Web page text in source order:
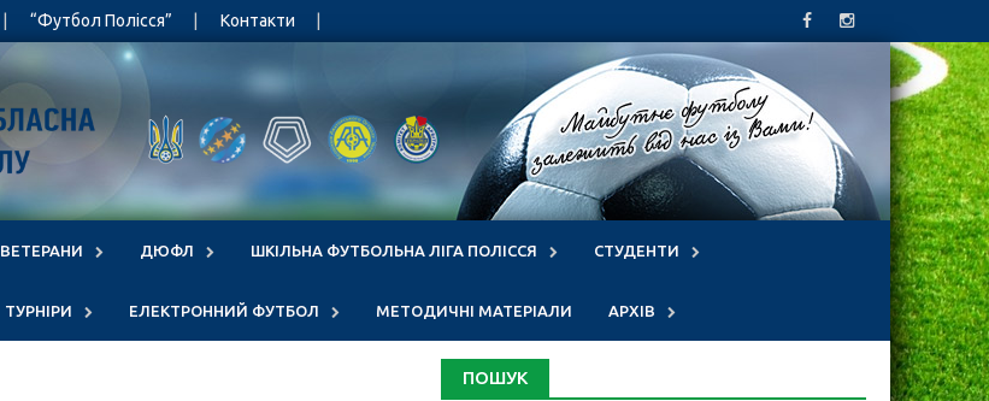
“Футбол Полісся” Контакти
ВЕТЕРАНИ ДЮФЛ ШКІЛЬНА ФУТБОЛЬНА ЛІГА ПОЛІССЯ СТУДЕНТИ
ТУРНІРИ ЕЛЕКТРОННИЙ ФУТБОЛ МЕТОДИЧНІ МАТЕРІАЛИ АРХІВ
ПОШУК